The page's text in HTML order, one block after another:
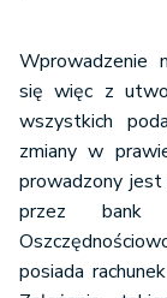
Wprowadzenie
się więc z
wszystkich
zmiany w
prowadzony jest
przez bank
posiada